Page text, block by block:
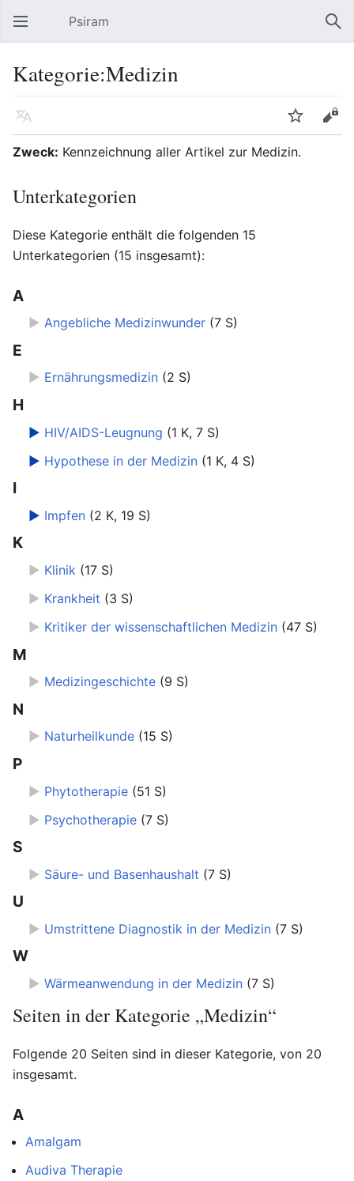
Hauptmenü öffnen Psiram
Kategorie:Medizin
Sprache Beobachten
Bearbeiten
Zweck: Kennzeichnung aller Artikel zur Medizin.
Unterkategorien
Diese Kategorie enthält die folgenden 15
Unterkategorien (15 insgesamt):
A
► Angebliche Medizinwunder (7 S)
E
► Ernährungsmedizin (2 S)
H
► HIV/AIDS-Leugnung (1 K, 7 S)
► Hypothese in der Medizin (1 K, 4 S)
I
► Impfen (2 K, 19 S)
K
► Klinik (17 S)
► Krankheit (3 S)
► Kritiker der wissenschaftlichen Medizin (47 S)
M
► Medizingeschichte (9 S)
N
► Naturheilkunde (15 S)
P
► Phytotherapie (51 S)
► Psychotherapie (7 S)
S
► Säure- und Basenhaushalt (7 S)
U
► Umstrittene Diagnostik in der Medizin (7 S)
W
► Wärmeanwendung in der Medizin (7 S)
Seiten in der Kategorie „Medizin“
Folgende 20 Seiten sind in dieser Kategorie, von 20
insgesamt.
A
Amalgam
Audiva Therapie